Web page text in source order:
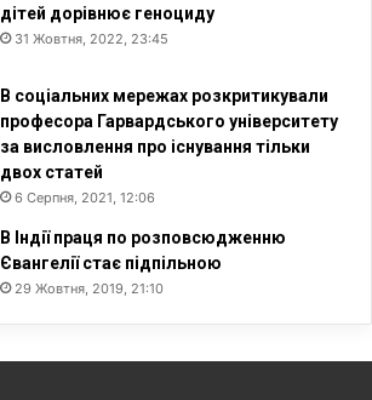
дітей дорівнює геноциду
31 Жовтня, 2022, 23:45
В соціальних мережах розкритикували
професора Гарвардського університету
за висловлення про існування тільки
двох статей
6 Серпня, 2021, 12:06
В Індії праця по розповсюдженню
Євангелії стає підпільною
29 Жовтня, 2019, 21:10